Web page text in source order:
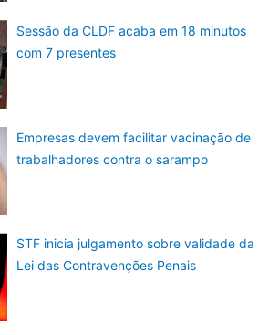
Sessão da CLDF acaba em 18 minutos
com 7 presentes
Empresas devem facilitar vacinação de
trabalhadores contra o sarampo
STF inicia julgamento sobre validade da
Lei das Contravenções Penais